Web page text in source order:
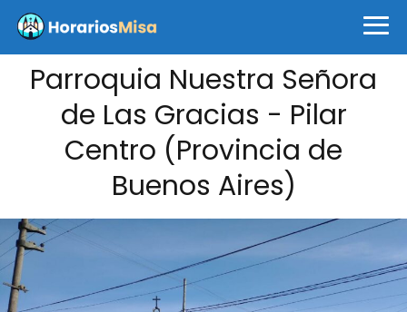
Parroquia Nuestra Señora
de Las Gracias - Pilar
Centro (Provincia de
Buenos Aires)